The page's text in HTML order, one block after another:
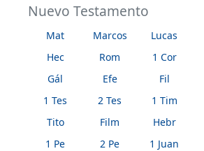
Nuevo Testamento
Mat Marcos Lucas
Hec
Rom 1 Cor
Gál
Efe Fil
1 Tes
2 Tes 1 Tim
Tito
Film Hebr
1 Pe
2 Pe 1 Juan